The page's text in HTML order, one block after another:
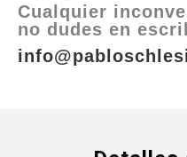
Cualquier
no dudes en